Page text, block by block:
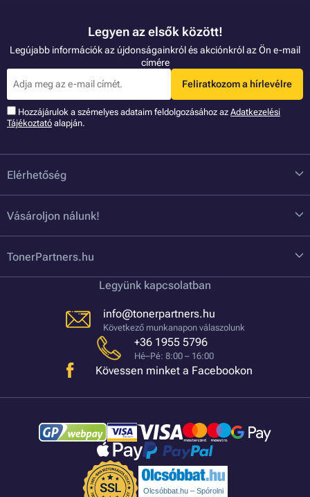
Legyen az elsők között!
Legújabb információk az újdonságainkról és akciónkról az Ön e-mail
címére
Feliratkozom a hírlevélre
Hozzájárulok a szémelyes adataim feldolgozásához az Adatkezelési
Tájékoztató alapján.
Elérhetőség
Vásároljon nálunk!
TonerPartners.hu
Legyünk kapcsolatban
info@tonerpartners.hu
Következő munkanapon válaszolunk
+36 1955 5796
Hé–Pé: 8:00 – 16:00
Kövessen minket a Facebookon
Olcsóbbat.hu – Spórolni